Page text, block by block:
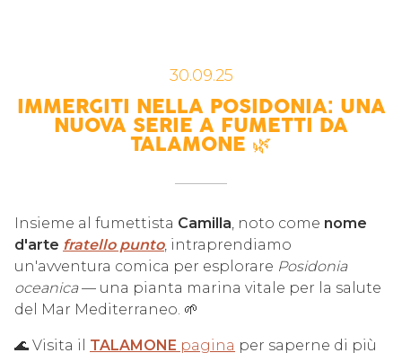
IMMERGITI NELLA POSIDONIA: UNA
NUOVA SERIE A FUMETTI DA
TALAMONE 🌿
30.09.25
Insieme al fumettista Camilla, noto come nome
d'arte fratello punto, intraprendiamo
un'avventura comica per esplorare Posidonia
oceanica— una pianta marina vitale per la salute
del Mar Mediterraneo. 🌱
🌊 Visita il TALAMONE pagina per saperne di più